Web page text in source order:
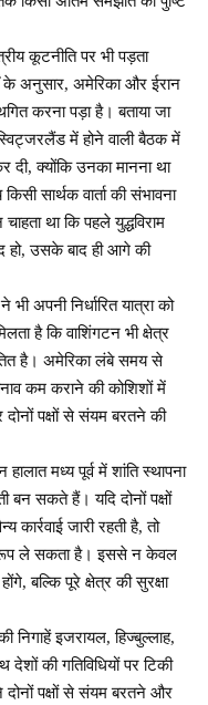
कूटनीति पर भी पड़ता
के अनुसार, अमेरिका और ईरान
करना पड़ा है। बताया जा
में होने वाली बैठक में
दी, क्योंकि उनका मानना था
सार्थक वार्ता की संभावना
था कि पहले युद्धविराम
हो, उसके बाद ही आगे की
अपनी निर्धारित यात्रा को
है कि वाशिंगटन भी क्षेत्र
है। अमेरिका लंबे समय से
कम कराने की कोशिशों में
पक्षों से संयम बरतने की
हालात मध्य पूर्व में शांति स्थापना
बन सकते हैं। यदि दोनों पक्षों
जारी रहती है, तो
रूप ले सकता है। इससे न केवल
बल्कि पूरे क्षेत्र की सुरक्षा
निगाहें इजरायल, हिज्बुल्लाह,
की गतिविधियों पर टिकी
पक्षों से संयम बरतने और